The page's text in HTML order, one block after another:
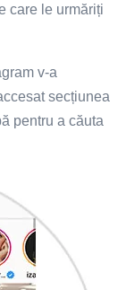
care le urmăriți
v-a
secțiunea
pentru a căuta